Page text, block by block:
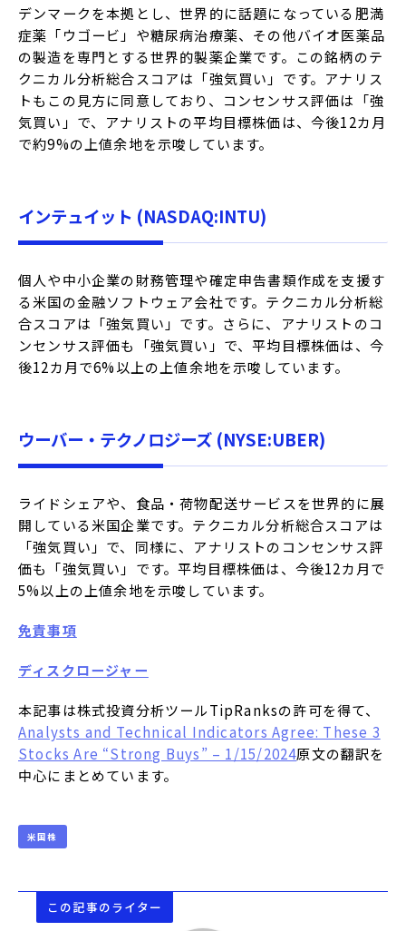
デンマークを本拠とし、世界的に話題になっている肥満
症薬「ウゴービ」や糖尿病治療薬、その他バイオ医薬品
の製造を専門とする世界的製薬企業です。この銘柄のテ
クニカル分析総合スコアは「強気買い」です。アナリス
トもこの見方に同意しており、コンセンサス評価は「強
気買い」で、アナリストの平均目標株価は、今後12カ月
で約9%の上値余地を示唆しています。
インテュイット (NASDAQ:INTU)
個人や中小企業の財務管理や確定申告書類作成を支援す
る米国の金融ソフトウェア会社です。テクニカル分析総
合スコアは「強気買い」です。さらに、アナリストのコ
ンセンサス評価も「強気買い」で、平均目標株価は、今
後12カ月で6%以上の上値余地を示唆しています。
ウーバー・テクノロジーズ (NYSE:UBER)
ライドシェアや、食品・荷物配送サービスを世界的に展
開している米国企業です。テクニカル分析総合スコアは
「強気買い」で、同様に、アナリストのコンセンサス評
価も「強気買い」です。平均目標株価は、今後12カ月で
5%以上の上値余地を示唆しています。
免責事項
ディスクロージャー
本記事は株式投資分析ツールTipRanksの許可を得て、
Analysts and Technical Indicators Agree: These 3
Stocks Are “Strong Buys” – 1/15/2024原文の翻訳を
中心にまとめています。
米国株
この記事のライター